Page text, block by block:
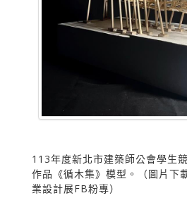
113年度新北市建築師公會學生
作品《循木集》模型。（圖片下
業設計展FB粉專）